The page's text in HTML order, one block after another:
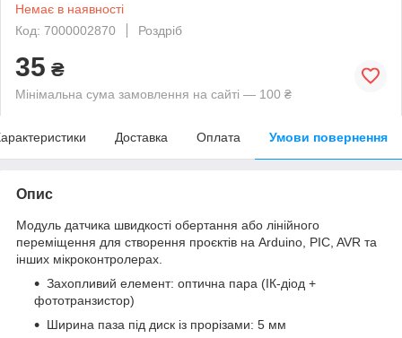
Немає в наявності
Код: 7000002870
Роздріб
35 ₴
Мінімальна сума замовлення на сайті — 100 ₴
Доставка Оплата Умови повернення
Опис
Модуль датчика швидкості обертання або лінійного
переміщення для створення проєктів на Arduino, PIC, AVR та
інших мікроконтролерах.
Захопливий елемент: оптична пара (ІК-діод +
фототранзистор)
Ширина паза під диск із прорізами: 5 мм